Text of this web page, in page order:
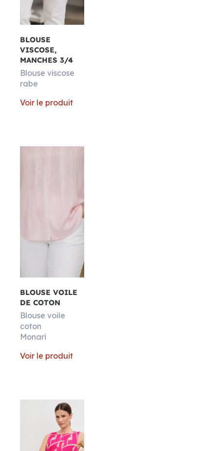
Matières
BLOUSE
VISCOSE,
MANCHES 3/4
Blouse viscose
rabe
Voir le produit
BLOUSE VOILE
DE COTON
Blouse voile
coton
Monari
Voir le produit